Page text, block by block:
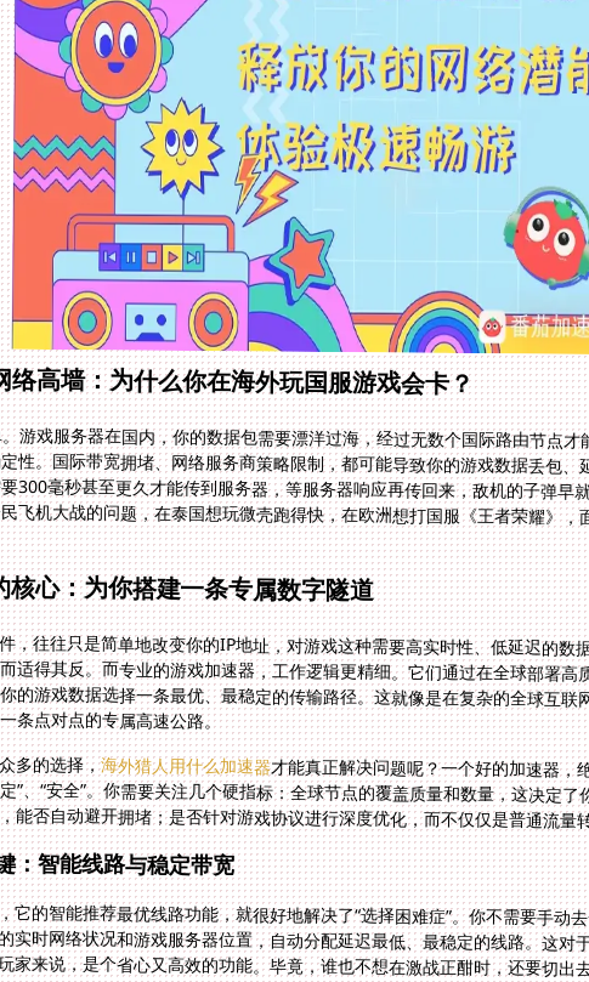
络高墙：为什么你在海外玩国服游戏会卡？
游戏服务器在国内，你的数据包需要漂洋过海，经过无数个国际路由节点
性。国际带宽拥堵、网络服务商策略限制，都可能导致你的游戏数据丢包
300毫秒甚至更久才能传到服务器，等服务器响应再传回来，敌机的子弹早
飞机大战的问题，在泰国想玩微壳跑得快，在欧洲想打国服《王者荣耀》
核心：为你搭建一条专属数字隧道
，往往只是简单地改变你的IP地址，对游戏这种需要高实时性、低延迟的数
适得其反。而专业的游戏加速器，工作逻辑更精细。它们通过在全球部署高
的游戏数据选择一条最优、最稳定的传输路径。这就像是在复杂的全球互联
条点对点的专属高速公路。
多的选择，海外猎人用什么加速器才能真正解决问题呢？一个好的加速器，
要做到“好用”、“稳定”、“安全”。你需要关注几个硬指标：全球节点的覆盖质
能否自动避开拥堵；是否针对游戏协议进行深度优化，而不仅仅是普通流量
：智能线路与稳定带宽
它的智能推荐最优线路功能，就很好地解决了“选择困难症”。你不需要手动
统会根据你的实时网络状况和游戏服务器位置，自动分配延迟最低、最稳定的线路。这对
家来说，是个省心又高效的功能。毕竟，谁也不想在激战正酣时，还要切出